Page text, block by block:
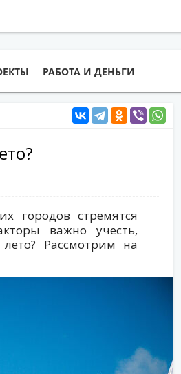
РАБОТА И ДЕНЬГИ
городов стремятся
важно учесть,
Рассмотрим на